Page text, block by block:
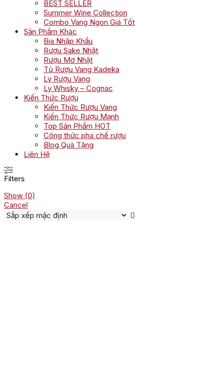
BEST SELLER
Summer Wine Collection
Combo Vang Ngon Giá Tốt
Sản Phẩm Khác
Bia Nhập Khẩu
Rượu Sake Nhật
Rượu Mơ Nhật
Tủ Rượu Vang Kadeka
Ly Rượu Vang
Ly Whisky – Cognac
Kiến Thức Rượu
Kiến Thức Rượu Vang
Kiến Thức Rượu Mạnh
Top Sản Phẩm HOT
Công thức pha chế rượu
Blog Quà Tặng
Liên Hệ
Filters
Show (0)
Cancel